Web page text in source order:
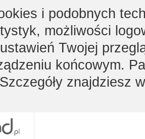
i podobnych
możliwości
Twojej
końcowym.
znajdziesz